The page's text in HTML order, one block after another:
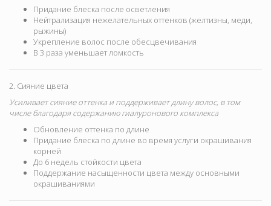
Придание блеска после осветления
Нейтрализация нежелательных оттенков (желтизны, меди,
рыжины)
Укрепление волос после обесцвечивания
В 3 раза уменьшает ломкость
2. Сияние цвета
Усиливает сияние оттенка и поддерживает длину волос, в том
числе благодаря содержанию гиалуронового комплекса
Обновление оттенка по длине
Придание блеска по длине во время услуги окрашивания
корней
До 6 недель стойкости цвета
Поддержание насыщенности цвета между основными
окрашиваниями